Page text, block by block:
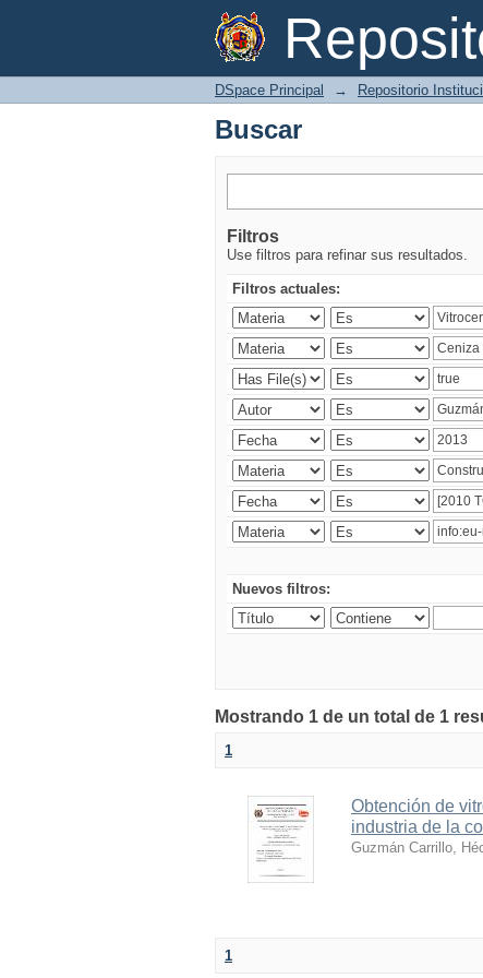
Buscar
DSpace Principal → Repositorio
Buscar
Filtros
Use filtros para refinar sus resultados.
Filtros actuales:
Nuevos filtros:
Mostrando 1 de un total de 1
1
Obtención de
industria de la
Guzmán Carrillo,
1